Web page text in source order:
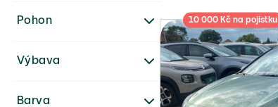
Pohon
Barva
Výbava
10 000 Kč na pojistku